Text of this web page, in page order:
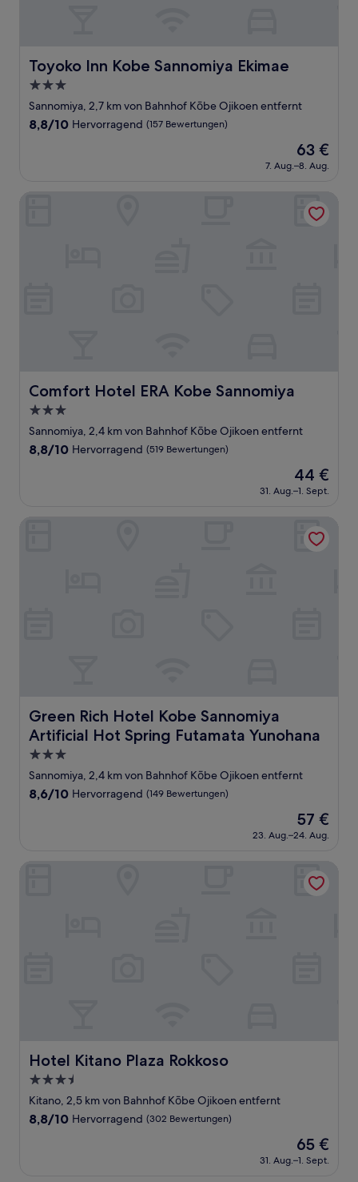
Toyoko Inn Kobe Sannomiya Ekimae
Toyoko Inn Kobe Sannomiya Ekimae
3.0-
Sterne-
Unterkunft
Sannomiya, 2,7 km von Bahnhof Kōbe Ojikoen entfernt
8.8
Bewertungen)
8,8/10 Hervorragend (157 Bewertungen)
Der
Preis
beträgt
63 €
7. Aug.–8. Aug.
Comfort Hotel ERA Kobe Sannomiya
Comfort Hotel ERA Kobe Sannomiya
3.0-
Sterne-
Unterkunft
Sannomiya, 2,4 km von Bahnhof Kōbe Ojikoen entfernt
8.8
Bewertungen)
8,8/10 Hervorragend (519 Bewertungen)
Der
Preis
beträgt
44 €
31. Aug.–1. Sept.
Green Rich Hotel Kobe Sannomiya
Artificial Hot Spring Futamata Yunohana
Green Rich Hotel Kobe Sannomiya Artificial Hot Spring
3.0-
Sterne-
Unterkunft
Sannomiya, 2,4 km von Bahnhof Kōbe Ojikoen entfernt
8.6
Bewertungen)
8,6/10 Hervorragend (149 Bewertungen)
Der
Preis
beträgt
57 €
23. Aug.–24. Aug.
Green Rich Hotel Kobe Sannomiya Artificial Hot Spring
Hotel Kitano Plaza Rokkoso
Hotel Kitano Plaza Rokkoso
3.5-
Sterne-
Unterkunft
Kitano, 2,5 km von Bahnhof Kōbe Ojikoen entfernt
8.8
8,8/10 Hervorragend (302 Bewertungen)
Der
Preis
beträgt
65 €
31. Aug.–1. Sept.